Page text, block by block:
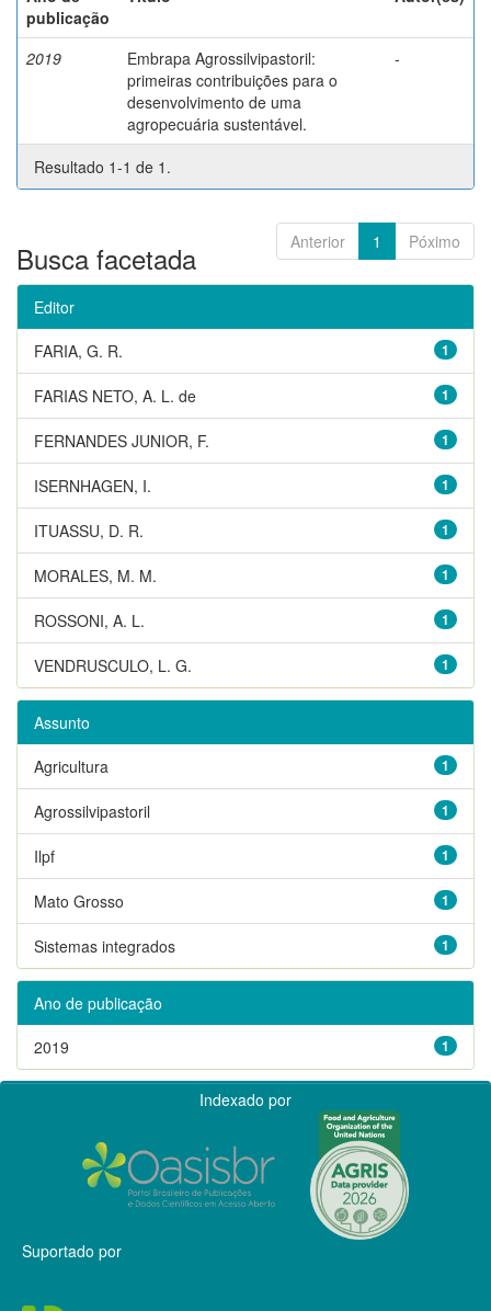
publicação
2019
Embrapa Agrossilvipastoril:
primeiras contribuições para o
desenvolvimento de uma
agropecuária sustentável.
-
Resultado 1-1 de 1.
Anterior 1 Póximo
Busca facetada
Editor
1
FARIA, G. R.
1
FARIAS NETO, A. L. de
1
FERNANDES JUNIOR, F.
1
ISERNHAGEN, I.
1
ITUASSU, D. R.
1
MORALES, M. M.
1
ROSSONI, A. L.
1
VENDRUSCULO, L. G.
Assunto
1
Agricultura
1
Agrossilvipastoril
1
Ilpf
1
Mato Grosso
1
Sistemas integrados
Ano de publicação
1
2019
Indexado por
Suportado por